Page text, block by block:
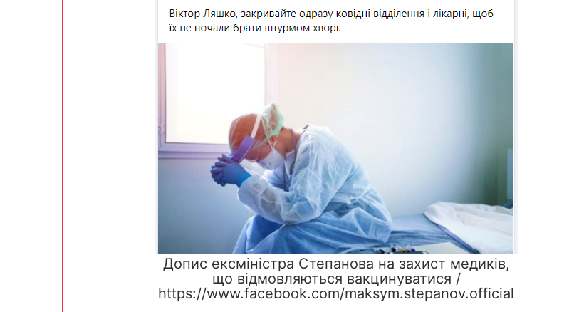
Допис ексміністра Степанова на захист медиків,
що відмовляються вакцинуватися /
https://www.facebook.com/maksym.stepanov.official